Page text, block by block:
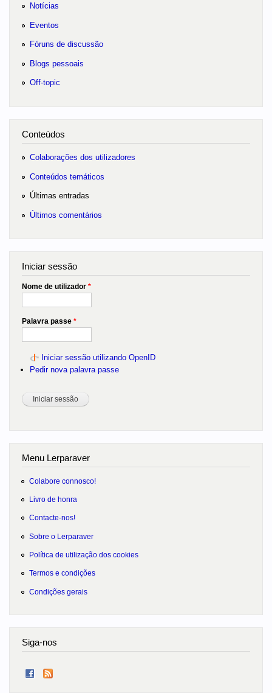
Notícias
Eventos
Fóruns de discussão
Blogs pessoais
Off-topic
Conteúdos
Colaborações dos utilizadores
Conteúdos temáticos
Últimas entradas
Últimos comentários
Iniciar sessão
Nome de utilizador *
Palavra passe *
Iniciar sessão utilizando OpenID
Pedir nova palavra passe
Menu Lerparaver
Colabore connosco!
Livro de honra
Contacte-nos!
Sobre o Lerparaver
Política de utilização dos cookies
Termos e condições
Condições gerais
Siga-nos